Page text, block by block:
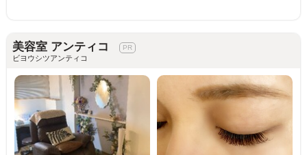
美容室 アンティコ
ビヨウシツアンティコ